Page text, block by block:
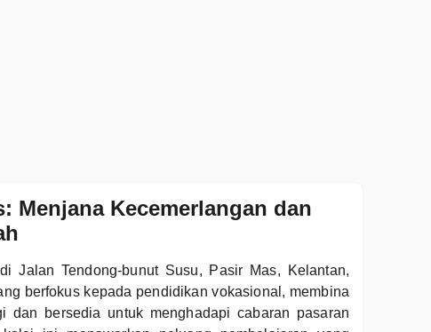
Menjana Kecemerlangan dan
Jalan Tendong-bunut Susu, Pasir Mas, Kelantan,
berfokus kepada pendidikan vokasional, membina
dan bersedia untuk menghadapi cabaran pasaran